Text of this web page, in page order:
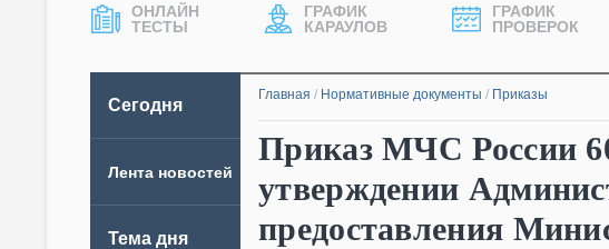
ОНЛАЙН
ТЕСТЫ
ГРАФИК
КАРАУЛОВ
ГРАФИК
ПРОВЕРОК
Сегодня
Лента новостей
Тема дня
Главная / Нормативные документы / Приказы
Приказ МЧС России
утверждении
предоставления